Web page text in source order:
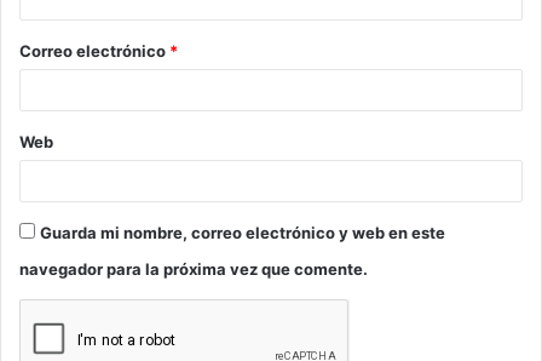
*
Correo electrónico *
Web
Guarda mi nombre, correo electrónico y web en este
navegador para la próxima vez que comente.